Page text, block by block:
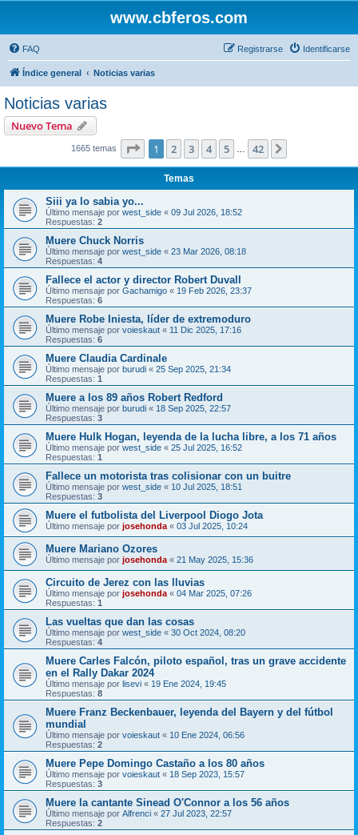
www.cbferos.com
FAQ Identificarse
Registrarse
Índice general Noticias varias
Noticias varias
Nuevo Tema
1665 temas Página de 42
1 2 3 4 5 42
Temas
Siii ya lo sabia yo...
Último mensaje por west_side « 09 Jul 2026, 18:52
Respuestas: 2
Muere Chuck Norris
Último mensaje por west_side « 23 Mar 2026, 08:18
Respuestas: 4
Fallece el actor y director Robert Duvall
Último mensaje por Gachamigo « 19 Feb 2026, 23:37
Respuestas: 6
Muere Robe Iniesta, líder de extremoduro
Último mensaje por voieskaut « 11 Dic 2025, 17:16
Respuestas: 6
Muere Claudia Cardinale
Último mensaje por burudi « 25 Sep 2025, 21:34
Respuestas: 1
Muere a los 89 años Robert Redford
Último mensaje por burudi « 18 Sep 2025, 22:57
Respuestas: 3
Muere Hulk Hogan, leyenda de la lucha libre, a los 71 años
Último mensaje por west_side « 25 Jul 2025, 16:52
Respuestas: 1
Fallece un motorista tras colisionar con un buitre
Último mensaje por west_side « 10 Jul 2025, 18:51
Respuestas: 3
Muere el futbolista del Liverpool Diogo Jota
Último mensaje por josehonda « 03 Jul 2025, 10:24
Muere Mariano Ozores
Último mensaje por josehonda « 21 May 2025, 15:36
Circuito de Jerez con las lluvias
Último mensaje por josehonda « 04 Mar 2025, 07:26
Respuestas: 1
Las vueltas que dan las cosas
Último mensaje por west_side « 30 Oct 2024, 08:20
Respuestas: 4
Muere Carles Falcón, piloto español, tras un grave accidente
en el Rally Dakar 2024
Último mensaje por lisevi « 19 Ene 2024, 19:45
Respuestas: 8
Muere Franz Beckenbauer, leyenda del Bayern y del fútbol
mundial
Último mensaje por voieskaut « 10 Ene 2024, 06:56
Respuestas: 2
Muere Pepe Domingo Castaño a los 80 años
Último mensaje por voieskaut « 18 Sep 2023, 15:57
Respuestas: 3
Muere la cantante Sinead O'Connor a los 56 años
Último mensaje por Alfrenci « 27 Jul 2023, 22:57
Respuestas: 2